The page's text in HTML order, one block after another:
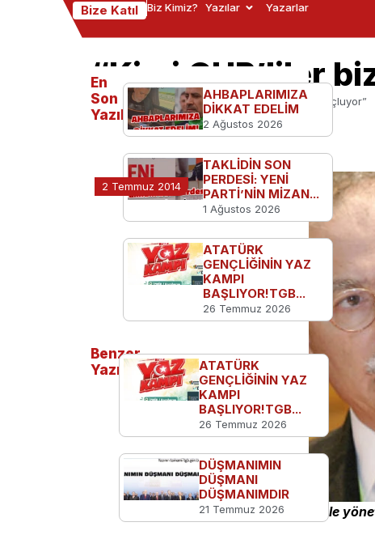
Bize Katıl Biz Kimiz? Yazılar Yazarlar
“Kimi CHP’liler
Ana Sayfa TGB'den “Kimi CHP’liler bizi suçluyor”
2 Temmuz 2014
Atatürk’ün partisinin bu temsilcilerle
En
Son
Yazılanlar
AHBAPLARIMIZA
DİKKAT EDELİM
2 Ağustos 2026
TAKLİDİN SON
PERDESİ: YENİ
PARTİ’NİN MİZAN...
1 Ağustos 2026
ATATÜRK
GENÇLİĞİNİN YAZ
KAMPI
BAŞLIYOR!TGB...
26 Temmuz 2026
Benzer
Yazılar
ATATÜRK
GENÇLİĞİNİN YAZ
KAMPI
BAŞLIYOR!TGB...
26 Temmuz 2026
DÜŞMANIMIN
DÜŞMANI
DÜŞMANIMDIR
21 Temmuz 2026